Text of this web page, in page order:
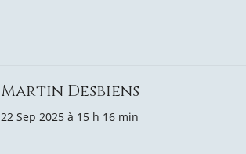
Martin Desbiens
22 Sep 2025 à 15 h 16 min